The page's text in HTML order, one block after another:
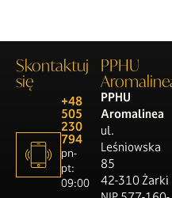
Skontaktuj
się
+48
505
230
794
pn-
pt:
09:00
PPHU
PPHU
Aromalinea
ul.
Leśniowska
85
42-310 Żarki